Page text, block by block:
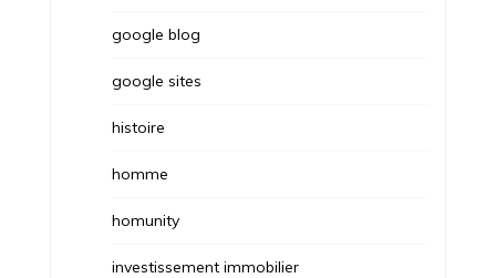
google blog
google sites
histoire
homme
homunity
investissement immobilier